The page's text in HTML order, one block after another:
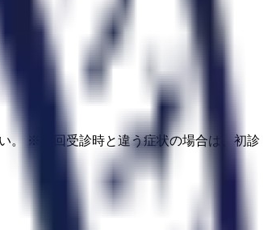
。 ※前回受診時と違う症状の場合は、初診